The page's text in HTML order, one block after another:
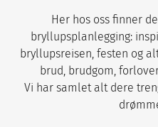
Her hos oss finner
bryllupsplanlegging:
bryllupsreisen, festen og
brud, brudgom,
Vi har samlet alt dere